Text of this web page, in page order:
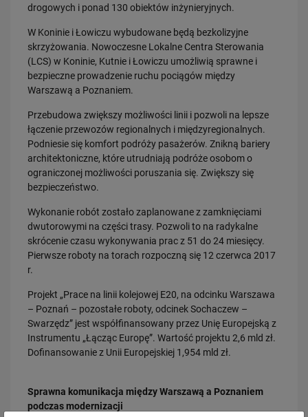
drogowych i ponad 130 obiektów inżynieryjnych.
W Koninie i Łowiczu wybudowane będą bezkolizyjne
skrzyżowania. Nowoczesne Lokalne Centra Sterowania
(LCS) w Koninie, Kutnie i Łowiczu umożliwią sprawne i
bezpieczne prowadzenie ruchu pociągów między
Warszawą a Poznaniem.
Przebudowa zwiększy możliwości linii i pozwoli na lepsze
łączenie przewozów regionalnych i międzyregionalnych.
Podniesie się komfort podróży pasażerów. Znikną bariery
architektoniczne, które utrudniają podróże osobom o
ograniczonej możliwości poruszania się. Zwiększy się
bezpieczeństwo.
Wykonanie robót zostało zaplanowane z zamknięciami
dwutorowymi na części trasy. Pozwoli to na radykalne
skrócenie czasu wykonywania prac z 51 do 24 miesięcy.
Pierwsze roboty na torach rozpoczną się 12 czerwca 2017
r.
Projekt „Prace na linii kolejowej E20, na odcinku Warszawa
– Poznań – pozostałe roboty, odcinek Sochaczew –
Swarzędz” jest współfinansowany przez Unię Europejską z
Instrumentu „Łącząc Europę”. Wartość projektu 2,6 mld zł.
Dofinansowanie z Unii Europejskiej 1,954 mld zł.
Sprawna komunikacja między Warszawą a Poznaniem
podczas modernizacji
PRZECZYTAJ
23.07.2026
Nowe perony, windy i szybsze pociągi. Polskie Linie Kolejowe S.A.
pokazują…
PRZECZYTAJ
23.07.2026
Wróci ruch pasażerski między Skierniewicami a Czachówkiem - jest
umowa na…